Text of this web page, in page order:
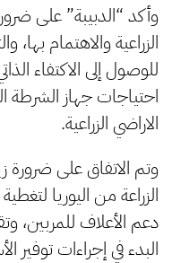
وأكد “الدبيبة” على
الزراعية والاهتمام
للوصول إلى الاكتفاء
احتياجات جهاز الشرطة
الاراضي الزراعية.
وتم الاتفاق على ضرورة
الزراعة من اليوريا
دعم الأعلاف للمربين،
البدء في إجراءات توفير